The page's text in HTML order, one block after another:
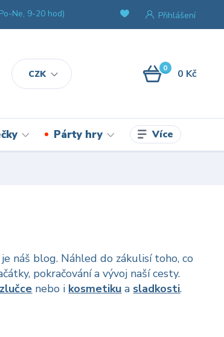
CZK
Přihlášení
Ne, 9-20 hod)
0 0 Kč
Párty hry Více
náš blog. Náhled do zákulisí toho, co
pokračování a vývoj naší cesty.
nebo i kosmetiku a sladkosti.